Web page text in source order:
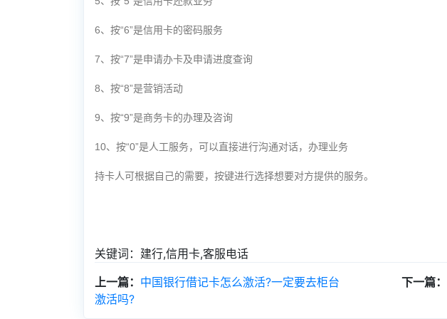
6、按“6”是信用卡的密码服务
7、按“7”是申请办卡及申请进度查询
8、按“8”是营销活动
9、按“9”是商务卡的办理及咨询
10、按“0”是人工服务，可以直接进行沟通对话，办理业务
持卡人可根据自己的需要，按键进行选择想要对方提供的服务。
关键词：建行,信用卡,客服电话
上一篇： 中国银行借记卡怎么激活?一定要去柜台
激活吗?
下一篇：